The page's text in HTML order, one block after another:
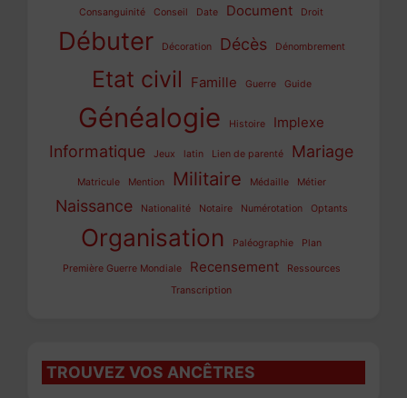
Consanguinité
Conseil Date Document Droit
Débuter Décoration Décès Dénombrement
Etat civil Famille Guerre Guide
Généalogie Histoire Implexe
Informatique Jeux latin Lien de parenté Mariage
Matricule Mention Militaire Médaille Métier
Naissance Nationalité Notaire Numérotation Optants
Organisation Paléographie Plan
Première Guerre Mondiale Recensement
Ressources
Transcription
TROUVEZ VOS ANCÊTRES